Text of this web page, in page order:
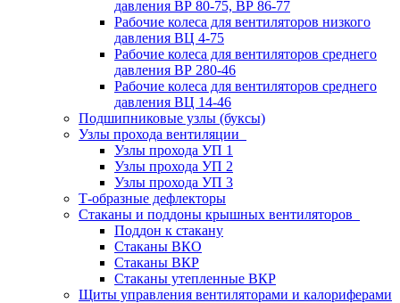
давления ВР 80-75, ВР 86-77
Рабочие колеса для вентиляторов низкого
давления ВЦ 4-75
Рабочие колеса для вентиляторов среднего
давления ВР 280-46
Рабочие колеса для вентиляторов среднего
давления ВЦ 14-46
Подшипниковые узлы (буксы)
Узлы прохода вентиляции
Узлы прохода УП 1
Узлы прохода УП 2
Узлы прохода УП 3
Т-образные дефлекторы
Стаканы и поддоны крышных вентиляторов
Поддон к стакану
Стаканы ВКО
Стаканы ВКР
Стаканы утепленные ВКР
Щиты управления вентиляторами и калориферами